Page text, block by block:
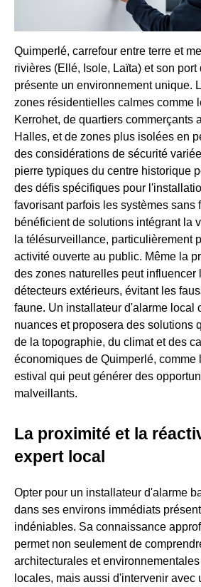
Quimperlé, carrefour entre terre et
rivières (Ellé, Isole, Laïta) et son port
présente un environnement unique.
zones résidentielles calmes comme
Kerrohet, de quartiers commerçants
Halles, et de zones plus isolées en
des considérations de sécurité
pierre typiques du centre historique
des défis spécifiques pour
favorisant parfois les systèmes sans
bénéficient de solutions intégrant la
la télésurveillance, particulièrement
activité ouverte au public. Même la
des zones naturelles peut influencer
détecteurs extérieurs, évitant les
faune. Un installateur d'alarme local
nuances et proposera des solutions
de la topographie, du climat et des
économiques de Quimperlé, comme
estival qui peut générer des
malveillants.
La proximité et la
expert local
Opter pour un installateur d'alarme
dans ses environs immédiats
indéniables. Sa connaissance
permet non seulement de
architecturales et
locales, mais aussi d'intervenir avec